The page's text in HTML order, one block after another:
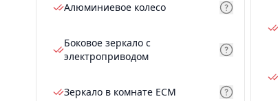
Алюминиевое колесо
Боковое зеркало с
электроприводом
Зеркало в комнате ECM